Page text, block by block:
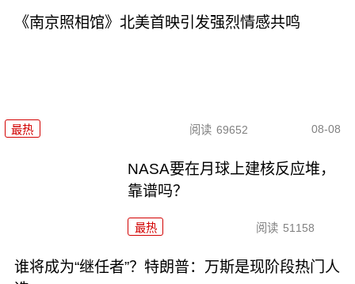
《南京照相馆》北美首映引发强烈情感共鸣
最热 阅读 69652 08-08
NASA要在月球上建核反应堆，
靠谱吗？
最热 阅读 51158
谁将成为“继任者”？特朗普：万斯是现阶段热门人